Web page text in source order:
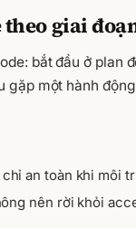
giai
bắt đầu ở plan
gặp một hành
an toàn khi môi
nên rời khỏi